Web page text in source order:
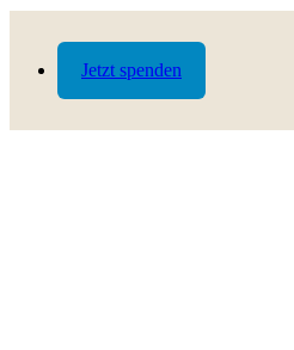
Jetzt spenden